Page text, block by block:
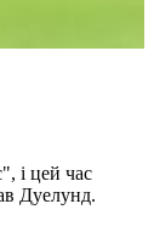
і цей час
Дуелунд.